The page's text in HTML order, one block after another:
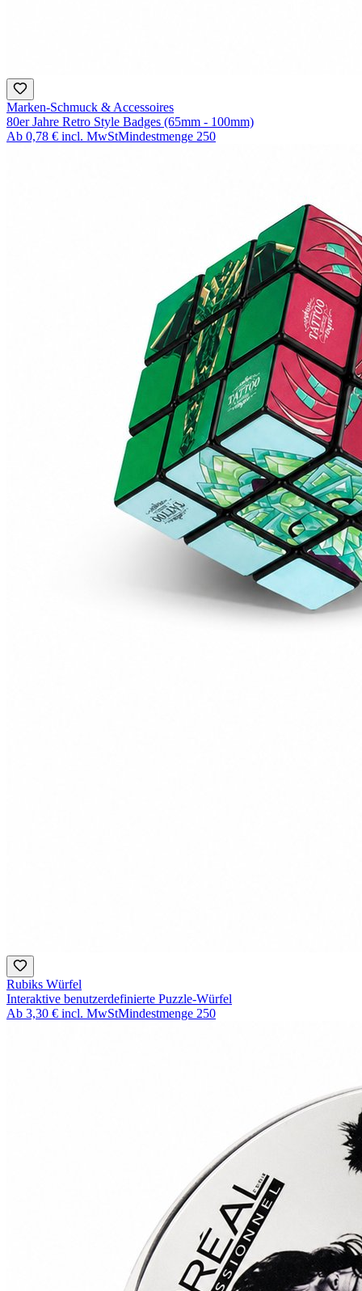
Marken-Schmuck & Accessoires
80er Jahre Retro Style Badges (65mm - 100mm)
Ab 0,78 € incl. MwStMindestmenge 250
Rubiks Würfel
Interaktive benutzerdefinierte Puzzle-Würfel
Ab 3,30 € incl. MwStMindestmenge 250